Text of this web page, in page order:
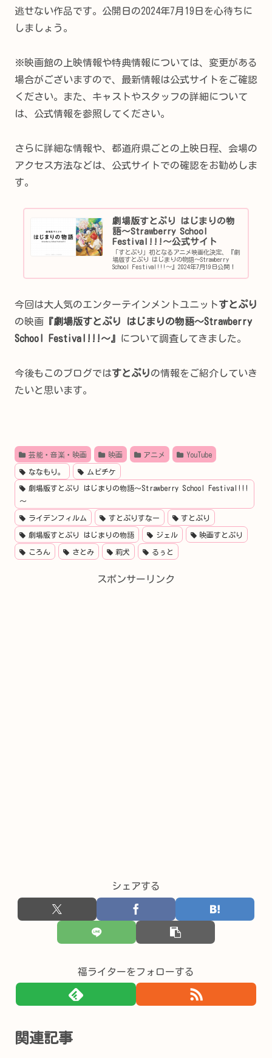
逃せない作品です。公開日の2024年7月19日を心待ちに
しましょう。
※映画館の上映情報や特典情報については、変更がある
場合がございますので、最新情報は公式サイトをご確認
ください。また、キャストやスタッフの詳細について
は、公式情報を参照してください。
さらに詳細な情報や、都道府県ごとの上映日程、会場の
アクセス方法などは、公式サイトでの確認をお勧めしま
す。
劇場版すとぷり はじまりの物
語～Strawberry School
Festival!!!～公式サイト
「すとぷり」初となるアニメ映画化決定、『劇
場版すとぷり はじまりの物語～Strawberry
School Festival!!!～』2024年7月19日公開！
今回は大人気のエンターテインメントユニットすとぷり
の映画 『劇場版すとぷり はじまりの物語～Strawberry
School Festival!!!～』
について調査してきました。
今後もこのブログではすとぷりの情報をご紹介していき
たいと思います。
芸能・音楽・映画 映画 アニメ YouTube
ななもり。 ムビチケ
劇場版すとぷり はじまりの物語～Strawberry School Festival!!!
～
ライデンフィルム すとぷりすなー すとぷり
劇場版すとぷり はじまりの物語 ジェル 映画すとぷり
ころん さとみ 莉犬 るぅと
スポンサーリンク
シェアする
福ライターをフォローする
関連記事